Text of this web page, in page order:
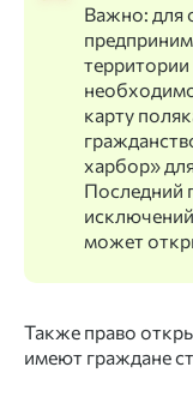
Важно: для
карту
харбор»
Последний
может
Также право
имеют граждане